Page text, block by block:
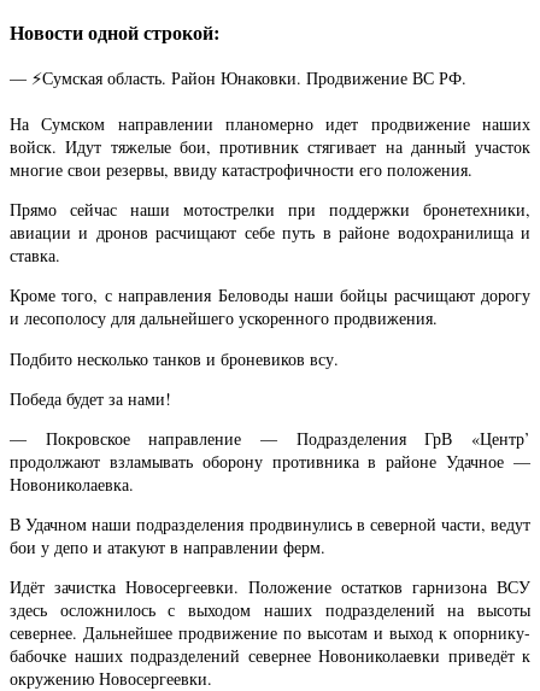
Новости одной строкой:
— ⚡️Сумская область. Район Юнаковки. Продвижение ВС РФ.
На Сумском направлении планомерно идет продвижение наших
войск. Идут тяжелые бои, противник стягивает на данный участок
многие свои резервы, ввиду катастрофичности его положения.
Прямо сейчас наши мотострелки при поддержки бронетехники,
авиации и дронов расчищают себе путь в районе водохранилища и
ставка.
Кроме того, с направления Беловоды наши бойцы расчищают дорогу
и лесополосу для дальнейшего ускоренного продвижения.
Подбито несколько танков и броневиков всу.
Победа будет за нами!
— Покровское направление — Подразделения ГрВ «Центр’
продолжают взламывать оборону противника в районе Удачное —
Новониколаевка.
В Удачном наши подразделения продвинулись в северной части, ведут
бои у депо и атакуют в направлении ферм.
Идёт зачистка Новосергеевки. Положение остатков гарнизона ВСУ
здесь осложнилось с выходом наших подразделений на высоты
севернее. Дальнейшее продвижение по высотам и выход к опорнику-
бабочке наших подразделений севернее Новониколаевки приведёт к
окружению Новосергеевки.